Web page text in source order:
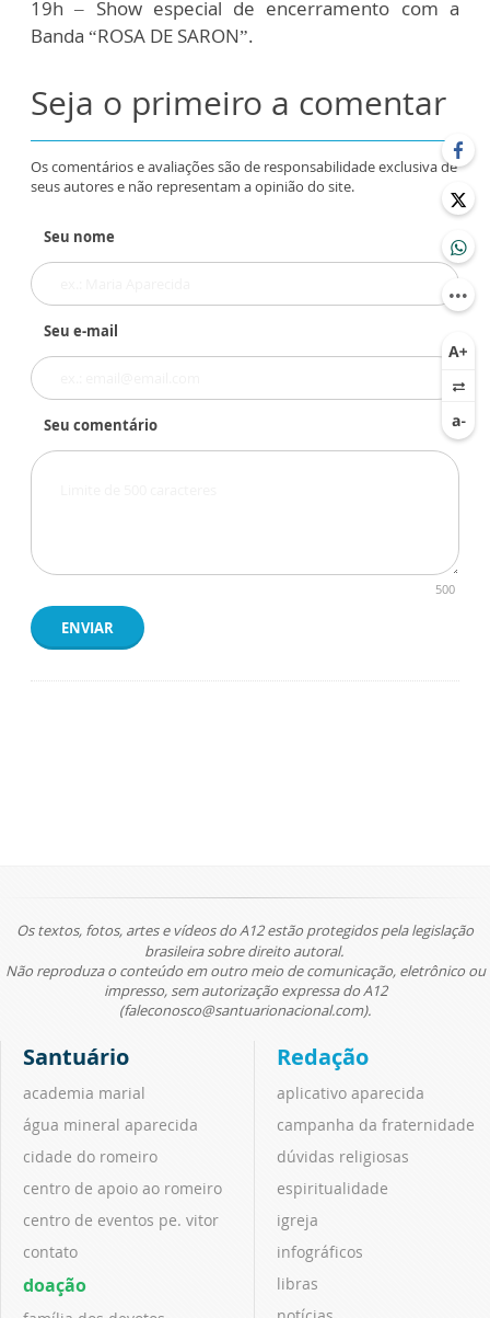
19h – Show especial de encerramento com a
Banda “ROSA DE SARON”.
Seja o primeiro a comentar
Os comentários e avaliações são de responsabilidade exclusiva de
seus autores e não representam a opinião do site.
Seu nome
Seu e-mail
Seu comentário
500
ENVIAR
Os textos, fotos, artes e vídeos do A12 estão protegidos pela legislação
brasileira sobre direito autoral.
Não reproduza o conteúdo em outro meio de comunicação, eletrônico ou
impresso, sem autorização expressa do A12
(faleconosco@santuarionacional.com).
Santuário
academia marial
água mineral aparecida
cidade do romeiro
centro de apoio ao romeiro
centro de eventos pe. vitor
contato
doação
Redação
aplicativo aparecida
campanha da fraternidade
dúvidas religiosas
espiritualidade
igreja
infográficos
libras